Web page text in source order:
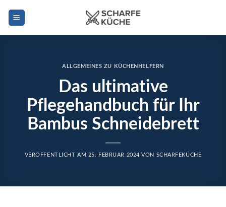
Inhalt
ALLGEMEINES ZU KÜCHENHELFERN
Das ultimative
Pflegehandbuch für Ihr
Bambus Schneidebrett
VERÖFFENTLICHT AM 25. FEBRUAR 2024 VON SCHARFEKÜCHE